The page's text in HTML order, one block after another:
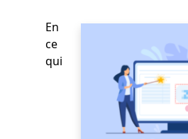
En
ce
qui